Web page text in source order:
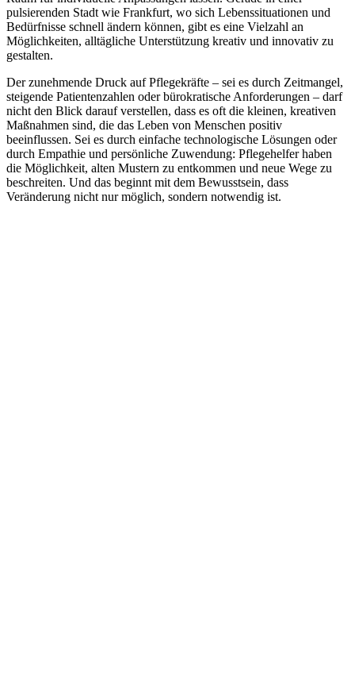
pulsierenden Stadt wie Frankfurt, wo sich Lebenssituationen und
Bedürfnisse schnell ändern können, gibt es eine Vielzahl an
Möglichkeiten, alltägliche Unterstützung kreativ und innovativ zu
gestalten.
Der zunehmende Druck auf Pflegekräfte – sei es durch Zeitmangel,
steigende Patientenzahlen oder bürokratische Anforderungen – darf
nicht den Blick darauf verstellen, dass es oft die kleinen, kreativen
Maßnahmen sind, die das Leben von Menschen positiv
beeinflussen. Sei es durch einfache technologische Lösungen oder
durch Empathie und persönliche Zuwendung: Pflegehelfer haben
die Möglichkeit, alten Mustern zu entkommen und neue Wege zu
beschreiten. Und das beginnt mit dem Bewusstsein, dass
Veränderung nicht nur möglich, sondern notwendig ist.